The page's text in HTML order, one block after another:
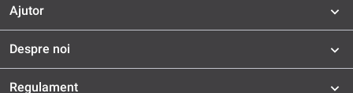
Ajutor
Despre noi
Regulament